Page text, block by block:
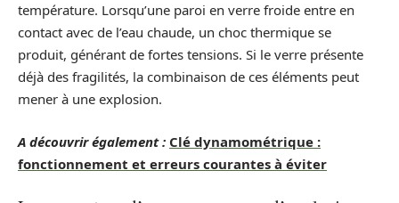
température. Lorsqu’une paroi en verre froide entre en
contact avec de l’eau chaude, un choc thermique se
produit, générant de fortes tensions. Si le verre présente
déjà des fragilités, la combinaison de ces éléments peut
mener à une explosion.
A découvrir également : Clé dynamométrique :
fonctionnement et erreurs courantes à éviter